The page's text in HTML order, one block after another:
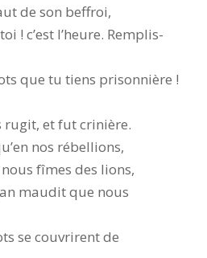
de son beffroi,
! c’est l’heure. Remplis-
que tu tiens prisonnière !
et fut crinière.
nos rébellions,
fîmes des lions,
maudit que nous
se couvrirent de